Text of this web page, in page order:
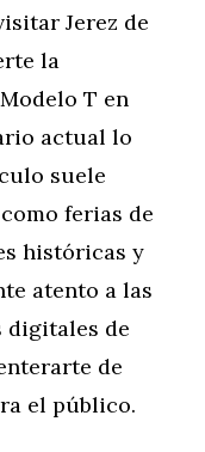
Jerez de
la
T en
actual lo
suele
ferias de
históricas y
atento a las
digitales de
de
el público.